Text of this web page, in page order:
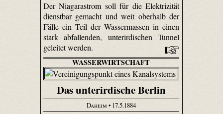
Der Niagarastrom soll für die Elektrizität
dienstbar gemacht und weit oberhalb der
Fälle ein Teil der Wassermassen in einen
stark abfallenden, unterirdischen Tunnel
geleitet werden.
WASSERWIRTSCHAFT
Das unterirdische Berlin
Daheim• 17.5.1884